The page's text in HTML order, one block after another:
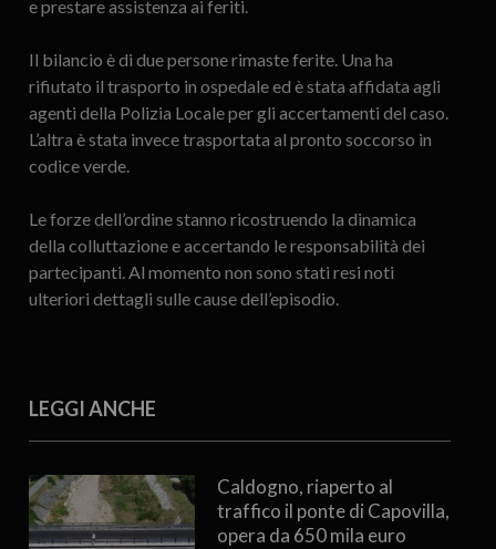
e prestare assistenza ai feriti.
Il bilancio è di due persone rimaste ferite. Una ha
rifiutato il trasporto in ospedale ed è stata affidata agli
agenti della Polizia Locale per gli accertamenti del caso.
L’altra è stata invece trasportata al pronto soccorso in
codice verde.
Le forze dell’ordine stanno ricostruendo la dinamica
della colluttazione e accertando le responsabilità dei
partecipanti. Al momento non sono stati resi noti
ulteriori dettagli sulle cause dell’episodio.
LEGGI ANCHE
Caldogno, riaperto al
traffico il ponte di Capovilla,
opera da 650 mila euro